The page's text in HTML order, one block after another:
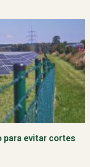
para evitar cortes